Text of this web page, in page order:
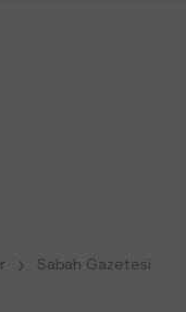
Sabah Gazetesi